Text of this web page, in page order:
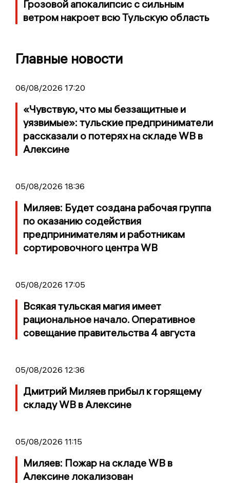
Грозовой апокалипсис с сильным
ветром накроет всю Тульскую область
Главные новости
06/08/2026 17:20
«Чувствую, что мы беззащитные и
уязвимые»: тульские предприниматели
рассказали о потерях на складе WB в
Алексине
05/08/2026 18:36
Миляев: Будет создана рабочая группа
по оказанию содействия
предпринимателям и работникам
сортировочного центра WB
05/08/2026 17:05
Всякая тульская магия имеет
рациональное начало. Оперативное
совещание правительства 4 августа
05/08/2026 12:36
Дмитрий Миляев прибыл к горящему
складу WB в Алексине
05/08/2026 11:15
Миляев: Пожар на складе WB в
Алексине локализован